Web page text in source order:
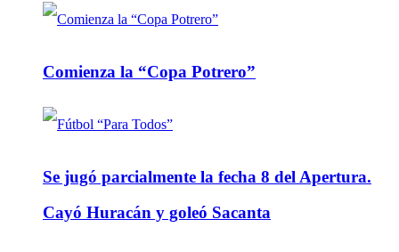
Comienza la “Copa Potrero”
Se jugó parcialmente la fecha 8 del Apertura.
Cayó Huracán y goleó Sacanta